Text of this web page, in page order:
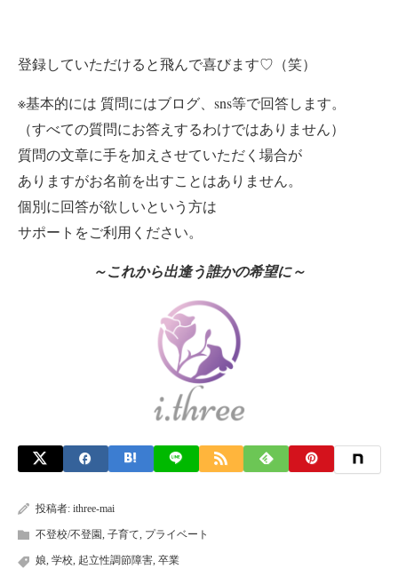
登録していただけると飛んで喜びます♡（笑）
※基本的には 質問にはブログ、sns等で回答します。
（すべての質問にお答えするわけではありません）
質問の文章に手を加えさせていただく場合が
ありますがお名前を出すことはありません。
個別に回答が欲しいという方は
サポートをご利用ください。
～これから出逢う誰かの希望に～
投稿者: ithree-mai
不登校/不登園 子育て プライベート
娘 学校 起立性調節障害 卒業